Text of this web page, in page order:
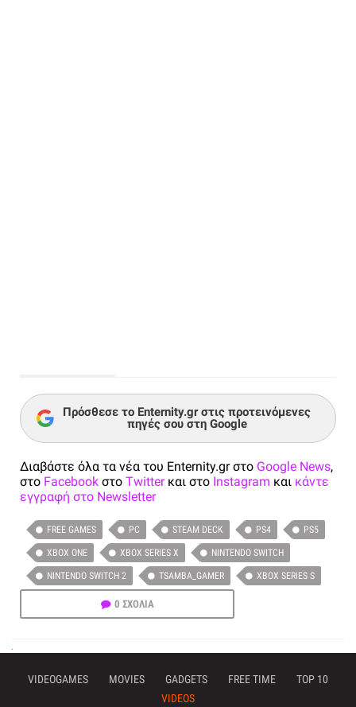
Πρόσθεσε το Enternity.gr στις προτεινόμενες
πηγές σου στη Google
Διαβάστε όλα τα νέα του Enternity.gr στο Google News,
στο Facebook στο Twitterκαι στο Instagram και κάντε
εγγραφή στο Newsletter
FREE GAMES PC STEAM DECK PS4 PS5
XBOX ONE XBOX SERIES X NINTENDO SWITCH
NINTENDO SWITCH 2 TSAMBA_GAMER XBOX SERIES S
0 ΣΧΟΛΙΑ
VIDEOGAMES MOVIES GADGETS FREE TIME
TOP 10
VIDEOS